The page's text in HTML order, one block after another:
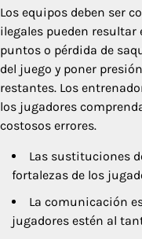
Los equipos deben ser
ilegales pueden resultar
puntos o pérdida de
del juego y poner
restantes. Los
los jugadores
costosos errores.
Las sustituciones
fortalezas de los
La comunicación
jugadores estén al